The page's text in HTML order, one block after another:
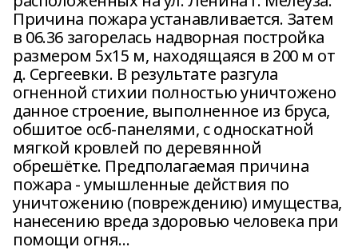
Причина пожара устанавливается. Затем
в 06.36 загорелась надворная постройка
размером 5x15 м, находящаяся в 200 м от
д. Сергеевки. В результате разгула
огненной стихии полностью уничтожено
данное строение, выполненное из бруса,
обшитое осб-панелями, с односкатной
мягкой кровлей по деревянной
обрешётке. Предполагаемая причина
пожара - умышленные действия по
уничтожению (повреждению) имущества,
нанесению вреда здоровью человека при
помощи огня...